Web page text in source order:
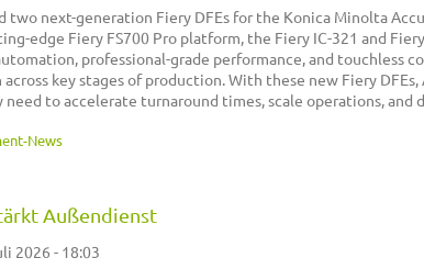
two next-generation Fiery DFEs for the Konica Minolta
edge Fiery FS700 Pro platform, the Fiery IC-321 and
professional-grade performance, and touchless
key stages of production. With these new Fiery DFEs,
to accelerate turnaround times, scale operations, and
News
Außendienst
2026 - 18:03